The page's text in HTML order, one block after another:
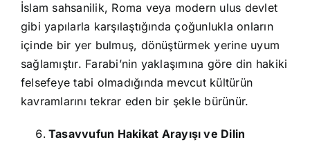
İslam sahsanilik, Roma veya modern ulus devlet
gibi yapılarla karşılaştığında çoğunlukla onların
içinde bir yer bulmuş, dönüştürmek yerine uyum
sağlamıştır. Farabi’nin yaklaşımına göre din hakiki
felsefeye tabi olmadığında mevcut kültürün
kavramlarını tekrar eden bir şekle bürünür.
Tasavvufun Hakikat Arayışı ve Dilin